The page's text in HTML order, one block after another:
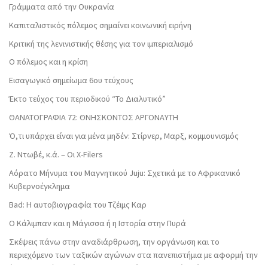
Γράμματα από την Ουκρανία
Καπιταλιστικός πόλεμος σημαίνει κοινωνική ειρήνη
Κριτική της λενινιστικής θέσης για τον ιμπεριαλισμό
Ο πόλεμος και η κρίση
Εισαγωγικό σημείωμα 6ου τεύχους
Έκτο τεύχος του περιοδικού “Το Διαλυτικό”
ΘΑΝΑΤΟΓΡΑΦΙΑ 72: ΘΝΗΣΚΟΝΤOΣ ΑΡΓΟΝΑΥΤΗ
Ό,τι υπάρχει είναι για μένα μηδέν: Στίρνερ, Μαρξ, κομμουνισμός
Ζ. Ντωβέ, κ.ά. – Οι X-Filers
Αόρατο Μήνυμα του Μαγνητικού Juju: Σχετικά με το Αφρικανικό
Κυβερνοέγκλημα
Bad: Η αυτοβιογραφία του Τζέιμς Καρ
Ο Κάλιμπαν και η Μάγισσα ή η Ιστορία στην Πυρά
Σκέψεις πάνω στην αναδιάρθρωση, την οργάνωση και το
περιεχόμενο των ταξικών αγώνων στα πανεπιστήμια με αφορμή την